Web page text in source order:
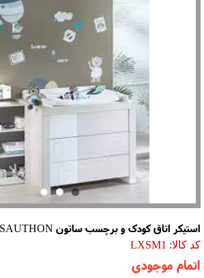
خروج از حساب کاربری
استیکر اتاق کودک و برچسب ساتون SAUTHON مدل LAZARE
کد کالا: LXSM1
اتمام موجودی